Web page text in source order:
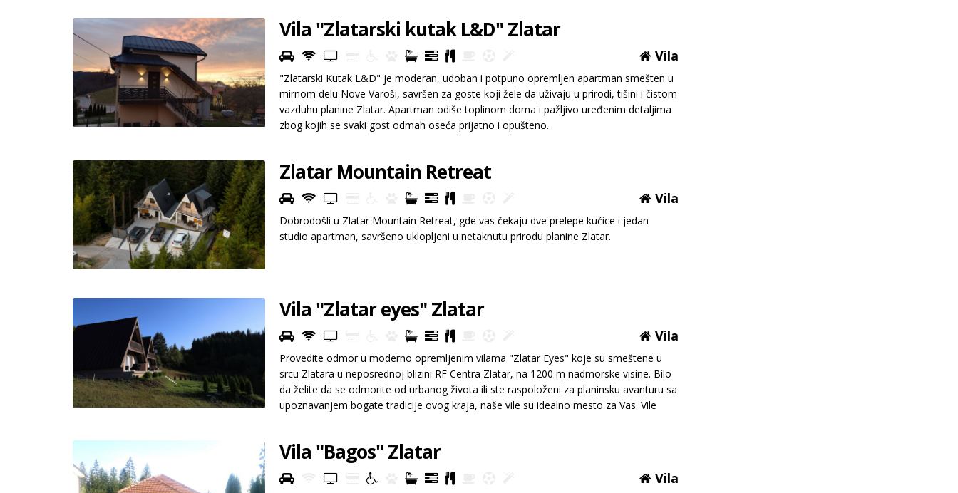
Vila "Zlatarski kutak L&D" Zlatar
Vila
"Zlatarski Kutak L&D" je moderan, udoban i potpuno opremljen apartman smešten u
mirnom delu Nove Varoši, savršen za goste koji žele da uživaju u prirodi, tišini i čistom
vazduhu planine Zlatar. Apartman odiše toplinom doma i pažljivo uređenim detaljima
zbog kojih se svaki gost odmah oseća prijatno i opušteno.
Zlatar Mountain Retreat
Vila
Dobrodošli u Zlatar Mountain Retreat, gde vas čekaju dve prelepe kućice i jedan
studio apartman, savršeno uklopljeni u netaknutu prirodu planine Zlatar.
Vila "Zlatar eyes" Zlatar
Vila
Provedite odmor u moderno opremljenim vilama "Zlatar Eyes" koje su smeštene u
srcu Zlatara u neposrednoj blizini RF Centra Zlatar, na 1200 m nadmorske visine. Bilo
da želite da se odmorite od urbanog života ili ste raspoloženi za planinsku avanturu sa
upoznavanjem bogate tradicije ovog kraja, naše vile su idealno mesto za Vas. Vile
Vila "Bagos" Zlatar
Vila